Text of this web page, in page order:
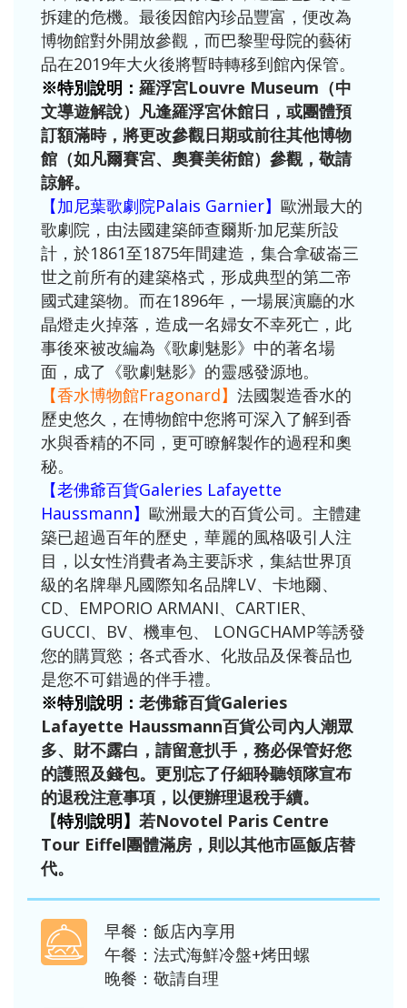
拆建的危機。最後因館內珍品豐富，便改為
博物館對外開放參觀，而巴黎聖母院的藝術
品在2019年大火後將暫時轉移到館內保管。
※特別說明： 羅浮宮Louvre Museum（中
文導遊解說）凡逢羅浮宮休館日，或團體預
訂額滿時，將更改參觀日期或前往其他博物
館（如凡爾賽宮、奧賽美術館）參觀，敬請
諒解。
【加尼葉歌劇院Palais Garnier】 歐洲最大的
歌劇院，由法國建築師查爾斯·加尼葉所設
計，於1861至1875年間建造，集合拿破崙三
世之前所有的建築格式，形成典型的第二帝
國式建築物。而在1896年，一場展演廳的水
晶燈走火掉落，造成一名婦女不幸死亡，此
事後來被改編為《歌劇魅影》中的著名場
面，成了《歌劇魅影》的靈感發源地。
【香水博物館Fragonard】 法國製造香水的
歷史悠久，在博物館中您將可深入了解到香
水與香精的不同，更可瞭解製作的過程和奧
秘。
【老佛爺百貨Galeries Lafayette
Haussmann】 歐洲最大的百貨公司。主體建
築已超過百年的歷史，華麗的風格吸引人注
目，以女性消費者為主要訴求，集結世界頂
級的名牌舉凡國際知名品牌LV、卡地爾、
CD、EMPORIO ARMANI、CARTIER、
GUCCI、BV、機車包、 LONGCHAMP等誘發
您的購買慾；各式香水、化妝品及保養品也
是您不可錯過的伴手禮。
※特別說明： 老佛爺百貨Galeries
Lafayette Haussmann百貨公司內人潮眾
多、財不露白，請留意扒手，務必保管好您
的護照及錢包。更別忘了仔細聆聽領隊宣布
的退稅注意事項，以便辦理退稅手續。
【特別說明】 若Novotel Paris Centre
Tour Eiffel團體滿房，則以其他市區飯店替
代。
早餐：飯店內享用
午餐：法式海鮮冷盤+烤田螺
晚餐：敬請自理